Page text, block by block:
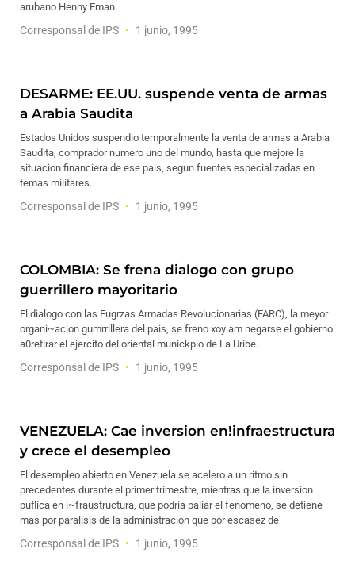
arubano Henny Eman.
Corresponsal de IPS 1 junio, 1995
DESARME: EE.UU. suspende venta de armas
a Arabia Saudita
Estados Unidos suspendio temporalmente la venta de armas a Arabia
Saudita, comprador numero uno del mundo, hasta que mejore la
situacion financiera de ese pais, segun fuentes especializadas en
temas militares.
Corresponsal de IPS 1 junio, 1995
COLOMBIA: Se frena dialogo con grupo
guerrillero mayoritario
El dialogo con las Fugrzas Armadas Revolucionarias (FARC), la meyor
organi~acion gumrrillera del pais, se freno xoy am negarse el gobierno
a0retirar el ejercito del oriental munickpio de La Uribe.
Corresponsal de IPS 1 junio, 1995
VENEZUELA: Cae inversion en!infraestructura
y crece el desempleo
El desempleo abierto en Venezuela se acelero a un ritmo sin
precedentes durante el primer trimestre, mientras que la inversion
puflica en i~fraustructura, que podria paliar el fenomeno, se detiene
mas por paralisis de la administracion que por escasez de
Corresponsal de IPS 1 junio, 1995